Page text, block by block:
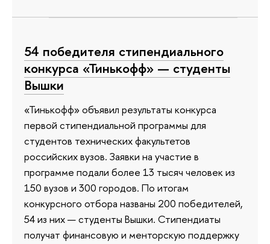
54 победителя стипендиального
конкурса «Тинькофф» — студенты
Вышки
«Тинькофф» объявил результаты конкурса
первой стипендиальной программы для
студентов технических факультетов
российских вузов. Заявки на участие в
программе подали более 13 тысяч человек из
150 вузов и 300 городов. По итогам
конкурсного отбора названы 200 победителей,
54 из них — студенты Вышки. Стипендиаты
получат финансовую и менторскую поддержку